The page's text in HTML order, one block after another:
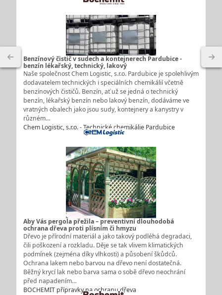
Benzínový čistič v sudech a kontejnerech Pardubice -
benzín lékařský, technický, lakový
Naše společnost Chem Logistic, s.r.o. Pardubice je spolehlivým
dodavatelem technických i speciálních chemikálií včetně
benzínových čističů. Benzín, ať už se jedná o technický
benzín, lékařský benzín nebo lakový benzín, dodáváme ve
vratných obalech jako jsou sudy, kontejnery a kanystry v
různém…
Chem Logistic, s.r.o. - Technické chemikálie Pardubice
Aby Vás pergola přežila – preventivní dlouhodobá
ochrana dřeva proti plísním či hmyzu
Dřevo je přírodní materiál a jako takový podléhá degradaci,
čili poškození a rozkladu. Děje se tak vlivem klimatických
podmínek (zejména díky vlhkosti) a působení škůdců.
Ochrana lakem nebo barvou na dřevo není dostatečná.
Běžný krycí lak nebo barva sama o sobě dřevo neochrání
před napadením…
BOCHEMIT přípravky na ochranu dřeva